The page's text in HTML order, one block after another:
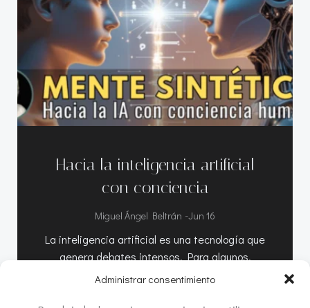
Administrar consentimiento
Hacia la inteligencia artificial
con conciencia
Miguel Ángel Beltrán -Jun 16
La inteligencia artificial es una tecnología que
genera debates intensos. Para algunos,
anuncia […]